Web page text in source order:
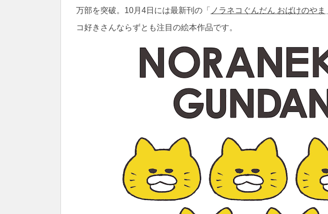
万部を突破。10月4日には最新刊の「
ノラネコぐんだん おばけのやま
コ好きさんならずとも注目の絵本作品です。